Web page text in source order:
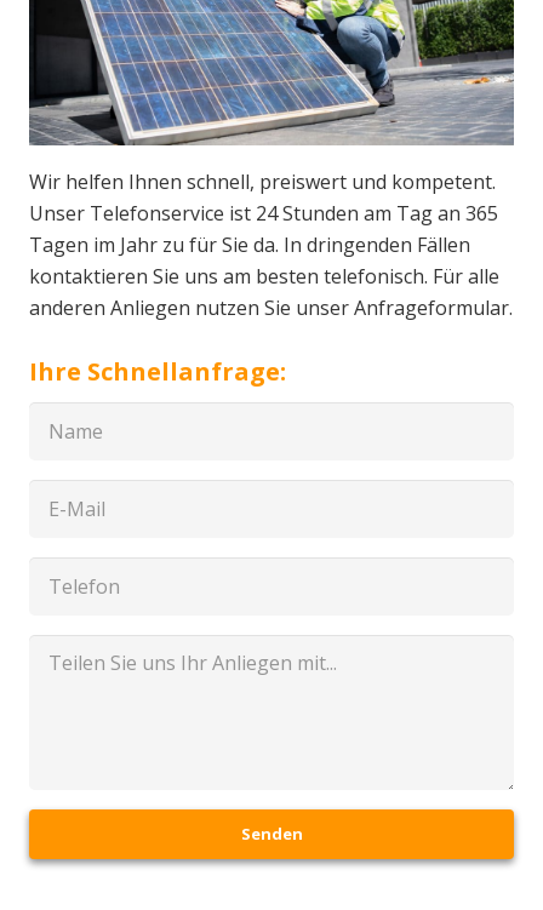
Wir helfen Ihnen schnell, preiswert und kompetent.
Unser Telefonservice ist 24 Stunden am Tag an 365
Tagen im Jahr zu für Sie da. In dringenden Fällen
kontaktieren Sie uns am besten telefonisch. Für alle
anderen Anliegen nutzen Sie unser Anfrageformular.
Ihre Schnellanfrage:
Senden